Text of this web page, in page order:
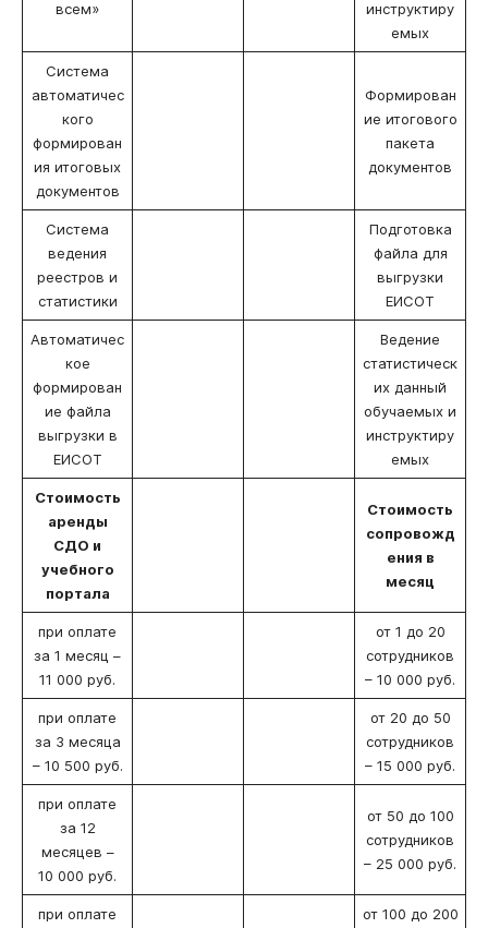
всем»
инструктиру
емых
Система
автоматичес
кого
формирован
ия итоговых
документов
Формирован
ие итогового
пакета
документов
Система
ведения
реестров и
статистики
Подготовка
файла для
выгрузки
ЕИСОТ
Автоматичес
кое
формирован
ие файла
выгрузки в
ЕИСОТ
Ведение
статистическ
их данный
обучаемых и
инструктиру
емых
Стоимость
аренды
СДО и
учебного
портала
Стоимость
сопровожд
ения в
месяц
при оплате
за 1 месяц –
11 000 руб.
от 1 до 20
сотрудников
– 10 000 руб.
при оплате
за 3 месяца
– 10 500 руб.
от 20 до 50
сотрудников
– 15 000 руб.
при оплате
за 12
месяцев –
10 000 руб.
от 50 до 100
сотрудников
– 25 000 руб.
при оплате
от 100 до 200